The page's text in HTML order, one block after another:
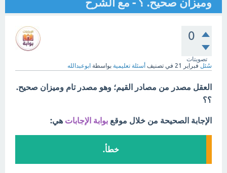
0
تصويتات
سُئل فبراير 21 في تصنيف أسئلة تعليمية بواسطة ابوعبدالله
العقل مصدر من مصادر القيم؛ وهو مصدر تام وميزان صحيح.
؟؟
الإجابة الصحيحة من خلال موقع بوابة الإجابات هي:
خطأ.